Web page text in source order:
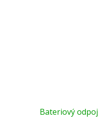
Bateriový